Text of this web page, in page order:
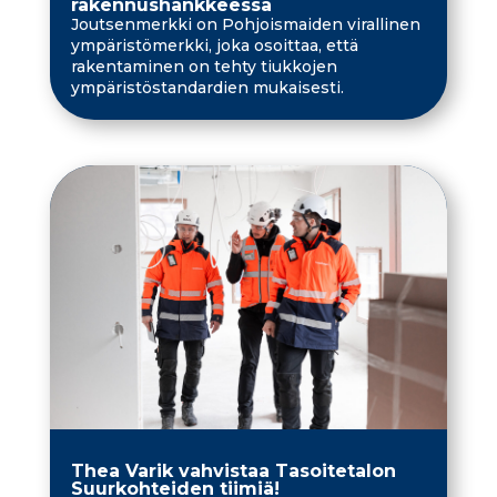
rakennushankkeessa
Joutsenmerkki on Pohjoismaiden virallinen
ympäristömerkki, joka osoittaa, että
rakentaminen on tehty tiukkojen
ympäristöstandardien mukaisesti.
Thea Varik vahvistaa Tasoitetalon
Suurkohteiden tiimiä!